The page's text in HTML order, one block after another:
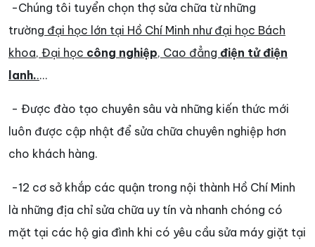
-Chúng tôi tuyển chọn thợ sửa chữa từ những
trường đại học lớn tại Hồ Chí Minh như đại học Bách
khoa, Đại học công nghiệp, Cao đẳng điện tử điện
lanh.....
- Được đào tạo chuyên sâu và những kiến thức mới
luôn được cập nhật để sửa chữa chuyên nghiệp hơn
cho khách hàng.
-12 cơ sở khắp các quận trong nội thành Hồ Chí Minh
là những địa chỉ sửa chữa uy tín và nhanh chóng có
mặt tại các hộ gia đình khi có yêu cầu sửa máy giặt tại